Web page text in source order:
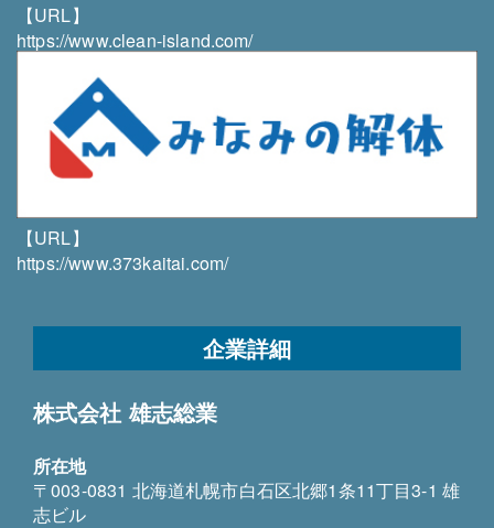
【URL】
https://www.clean-island.com/
【URL】
https://www.373kaitai.com/
企業詳細
株式会社 雄志総業
所在地
〒003-0831 北海道札幌市白石区北郷1条11丁目3-1 雄
志ビル